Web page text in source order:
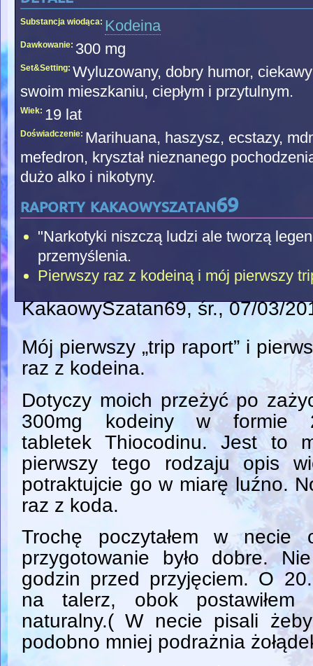
Substancja wiodąca: Kodeina
Dawkowanie: 300 mg
Set&Setting: Wyluzowany, dobry humor,
swoim mieszkaniu, ciepłym i przytulnym.
Wiek: 19 lat
Doświadczenie: Marihuana, haszysz, ecstazy,
mefedron, kryształ nieznanego
dużo alko i nikotyny.
raporty kakaowyszatan69
"Narkotyki niszczą ludzi ale tworzą
przemyślenia.
Pierwszy raz z kodeiną i mój pierwszy
KakaowySzatan69, śr., 07/03/
Mój pierwszy „trip raport” i
raz z kodeina.
Dotyczy moich przeżyć po
300mg kodeiny w formie
tabletek Thiocodinu. Jest to
pierwszy tego rodzaju opis
potraktujcie go w miarę luźno.
raz z koda.
Trochę poczytałem w
przygotowanie było dobre.
godzin przed przyjęciem. O
na talerz, obok
naturalny.( W necie pisali
podobno mniej podrażnia